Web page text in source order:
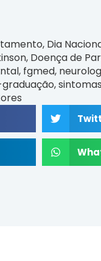
, Dia
, Doença de
, fgmed,
,